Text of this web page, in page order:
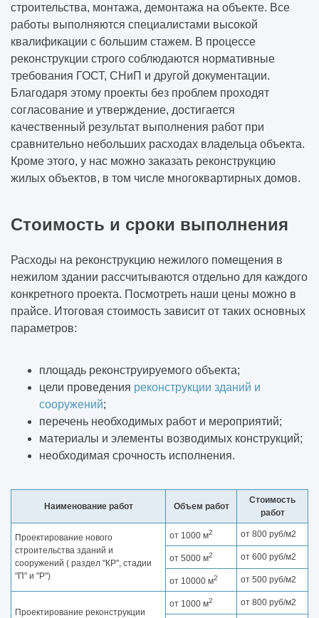
строительства, монтажа, демонтажа на объекте. Все
работы выполняются специалистами высокой
квалификации с большим стажем. В процессе
реконструкции строго соблюдаются нормативные
требования ГОСТ, СНиП и другой документации.
Благодаря этому проекты без проблем проходят
согласование и утверждение, достигается
качественный результат выполнения работ при
сравнительно небольших расходах владельца объекта.
Кроме этого, у нас можно заказать реконструкцию
жилых объектов, в том числе многоквартирных домов.
Стоимость и сроки выполнения
Расходы на реконструкцию нежилого помещения в
нежилом здании рассчитываются отдельно для каждого
конкретного проекта. Посмотреть наши цены можно в
прайсе. Итоговая стоимость зависит от таких основных
параметров:
площадь реконструируемого объекта;
цели проведения реконструкции зданий и
сооружений;
перечень необходимых работ и мероприятий;
материалы и элементы возводимых конструкций;
необходимая срочность исполнения.
Наименование работ Объем работ
Стоимость
работ
Проектирование нового
строительства зданий и
сооружений ( раздел "КР", стадии
"П" и "Р")
от 1000 м2 от 800 руб/м2
от 5000 м2 от 600 руб/м2
от 10000 м2 от 500 руб/м2
Проектирование реконструкции
от 1000 м2 от 800 руб/м2